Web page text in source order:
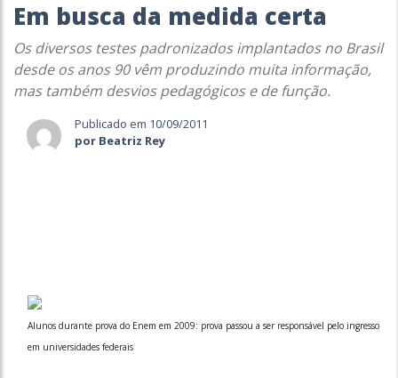
Em busca da medida certa
Os diversos testes padronizados implantados no Brasil
desde os anos 90 vêm produzindo muita informação,
mas também desvios pedagógicos e de função.
Publicado em 10/09/2011
por Beatriz Rey
Alunos durante prova do Enem em 2009: prova passou a ser responsável pelo ingresso
em universidades federais